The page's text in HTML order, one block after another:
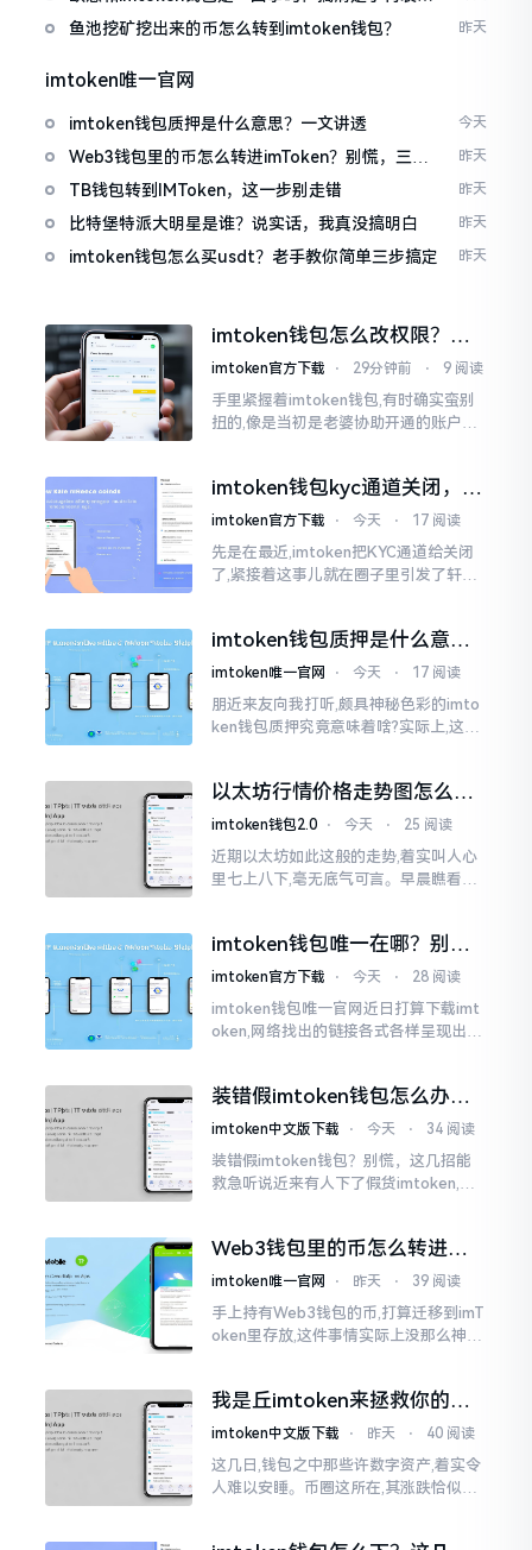
包
鱼池挖矿挖出来的币怎么转到imtoken钱包？ 昨天
imtoken唯一官网
imtoken钱包质押是什么意思？一文讲透 今天
Web3钱包里的币怎么转进imToken？别慌，三步
搞定
昨天
TB钱包转到IMToken，这一步别走错 昨天
比特堡特派大明星是谁？说实话，我真没搞明白 昨天
imtoken钱包怎么买usdt？老手教你简单三步搞定 昨天
imtoken钱包怎么改权限？老
用户手把手教你换主人
imtoken官方下载 ⋅ 29分钟前 ⋅ 9 阅读
手里紧握着imtoken钱包,有时确实蛮别
扭的,像是当初是老婆协助开通的账户呢,
imtoken钱包kyc通道关闭，你
的资产咋办？
imtoken官方下载 ⋅ 今天 ⋅ 17 阅读
先是在最近,imtoken把KYC通道给关闭
了,紧接着这事儿就在圈子里引发了轩然
imtoken钱包质押是什么意
思？一文讲透
imtoken唯一官网 ⋅ 今天 ⋅ 17 阅读
朋近来友向我打听,颇具神秘色彩的imto
ken钱包质押究竟意味着啥?实际上,这一
以太坊行情价格走势图怎么看
才不亏钱
imtoken钱包2.0 ⋅ 今天 ⋅ 25 阅读
近期以太坊如此这般的走势,着实叫人心
里七上八下,毫无底气可言。早晨瞧看之
得让人心里直冒慌意。
imtoken钱包唯一在哪？别乱
点，小心假网站
imtoken官方下载 ⋅ 今天 ⋅ 28 阅读
imtoken钱包唯一官网近日打算下载imt
oken,网络找出的链接各式各样呈现出乱
直忐忑不安。我折腾了好些日子
装错假imtoken钱包怎么办？
别慌，快卸载，这几招能救急
imtoken中文版下载 ⋅ 今天 ⋅ 34 阅读
装错假imtoken钱包？别慌，这几招能
救急听说近来有人下了假货imtoken,心
是陷阱。
Web3钱包里的币怎么转进
imToken？别慌，三步搞定
imtoken唯一官网 ⋅ 昨天 ⋅ 39 阅读
手上持有Web3钱包的币,打算迁移到imT
oken里存放,这件事情实际上没那么神秘
我是丘imtoken来拯救你的钱
包
imtoken中文版下载 ⋅ 昨天 ⋅ 40 阅读
这几日,钱包之中那些许数字资产,着实令
人难以安睡。币圈这所在,其涨跌恰似翻